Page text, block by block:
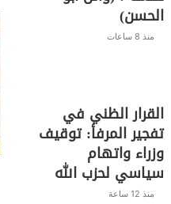
الحسن)
منذ 8 ساعات
القرار الظني في
تفجير المرفأ: توقيف
وزراء واتهام
سياسي لحزب الله
منذ 12 ساعة